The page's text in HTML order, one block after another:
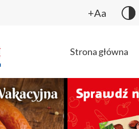
+Aa
Strona główna